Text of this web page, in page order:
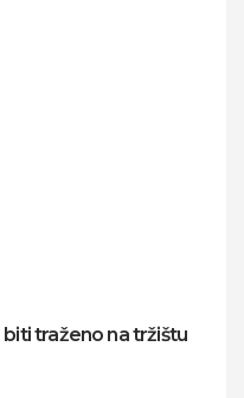
traženo na tržištu